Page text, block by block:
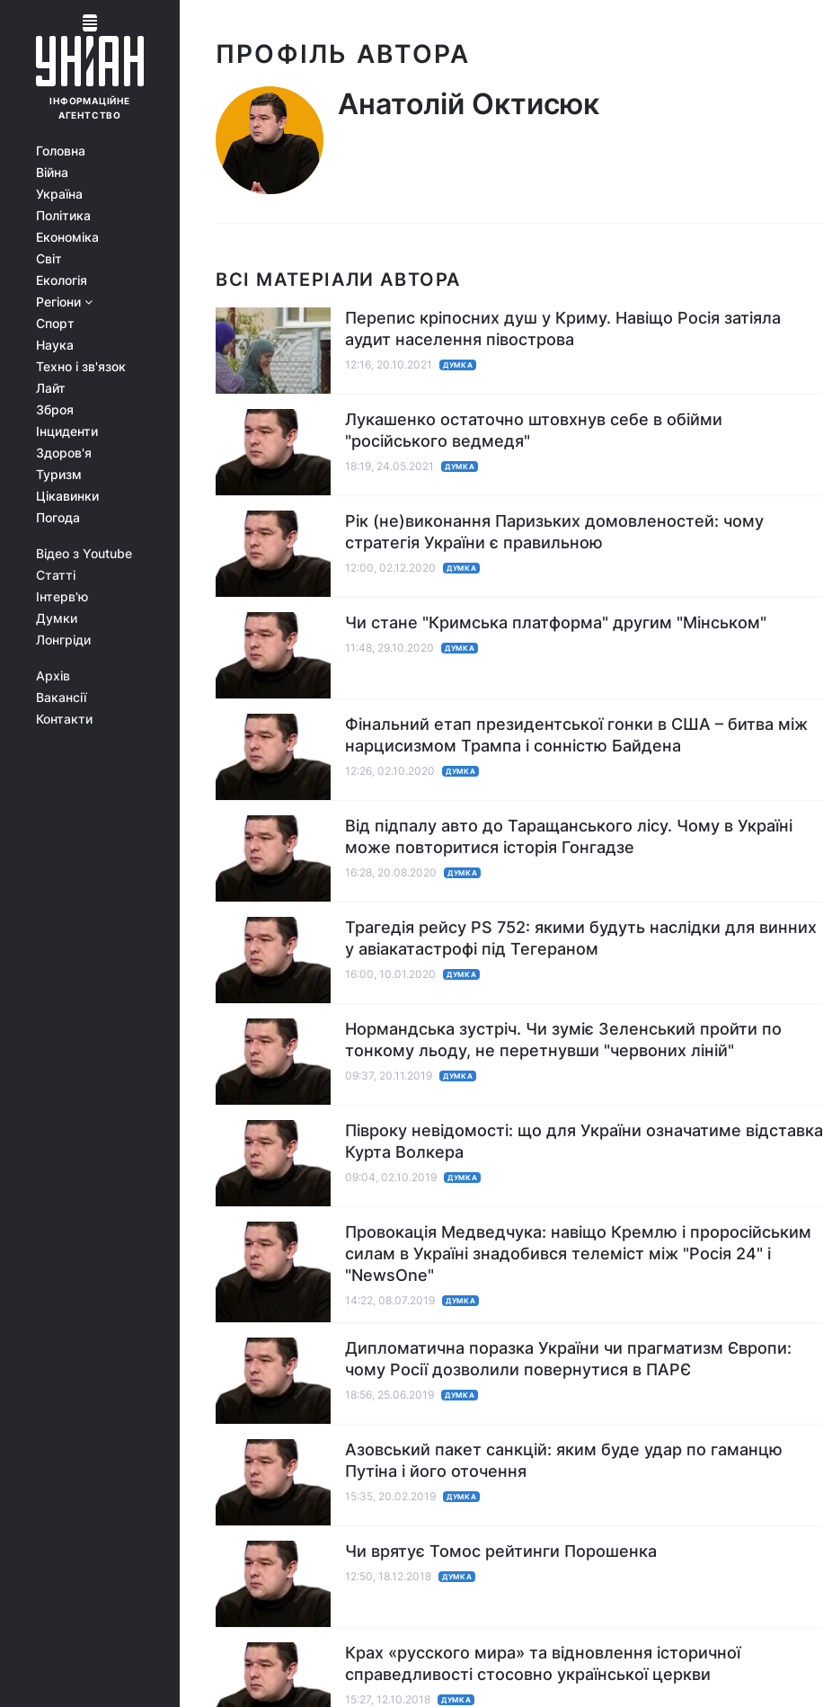
ІНФОРМАЦІЙНЕ
АГЕНТСТВО
Головна
Війна
Україна
Політика
Економіка
Світ
Екологія
Регіони
Спорт
Наука
Техно і зв'язок
Лайт
Зброя
Інциденти
Здоров'я
Туризм
Цікавинки
Погода
Відео з Youtube
Статті
Інтерв'ю
Думки
Лонгріди
Архів
Вакансії
Контакти
ПРОФІЛЬ АВТОРА
Анатолій Октисюк
ВСІ МАТЕРІАЛИ АВТОРА
Перепис кріпосних душ у Криму. Навіщо Росія затіяла
аудит населення півострова
12:16, 20.10.2021 ДУМКА
Лукашенко остаточно штовхнув себе в обійми
"російського ведмедя"
18:19, 24.05.2021 ДУМКА
Рік (не)виконання Паризьких домовленостей: чому
стратегія України є правильною
12:00, 02.12.2020 ДУМКА
Чи стане "Кримська платформа" другим "Мінськом"
11:48, 29.10.2020 ДУМКА
Фінальний етап президентської гонки в США – битва між
нарцисизмом Трампа і сонністю Байдена
12:26, 02.10.2020 ДУМКА
Від підпалу авто до Таращанського лісу. Чому в Україні
може повторитися історія Гонгадзе
16:28, 20.08.2020 ДУМКА
Трагедія рейсу PS 752: якими будуть наслідки для винних
у авіакатастрофі під Тегераном
16:00, 10.01.2020 ДУМКА
Нормандська зустріч. Чи зуміє Зеленський пройти по
тонкому льоду, не перетнувши "червоних ліній"
09:37, 20.11.2019 ДУМКА
Півроку невідомості: що для України означатиме відставка
Курта Волкера
09:04, 02.10.2019 ДУМКА
Провокація Медведчука: навіщо Кремлю і проросійським
силам в Україні знадобився телеміст між "Росія 24" і
"NewsOne"
14:22, 08.07.2019 ДУМКА
Дипломатична поразка України чи прагматизм Європи:
чому Росії дозволили повернутися в ПАРЄ
18:56, 25.06.2019 ДУМКА
Азовський пакет санкцій: яким буде удар по гаманцю
Путіна і його оточення
15:35, 20.02.2019 ДУМКА
Чи врятує Томос рейтинги Порошенка
12:50, 18.12.2018 ДУМКА
Крах «русского мира» та відновлення історичної
справедливості стосовно української церкви
15:27, 12.10.2018 ДУМКА